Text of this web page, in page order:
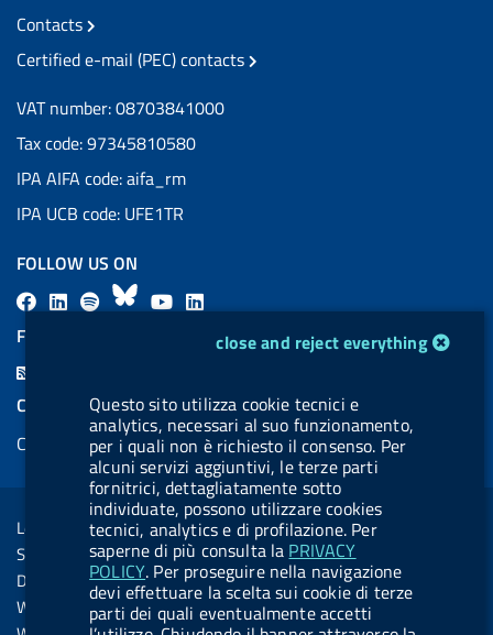
cookie management moduleclose and reject everything
Questo sito utilizza cookie tecnici e
analytics, necessari al suo funzionamento,
per i quali non è richiesto il consenso. Per
alcuni servizi aggiuntivi, le terze parti
fornitrici, dettagliatamente sotto
individuate, possono utilizzare cookies
tecnici, analytics e di profilazione. Per
saperne di più consulta la PRIVACY
POLICY. Per proseguire nella navigazione
devi effettuare la scelta sui cookie di terze
parti dei quali eventualmente accetti
Contacts
Certified e-mail (PEC) contacts
VAT number: 08703841000
Tax code: 97345810580
IPA AIFA code: aifa_rm
IPA UCB code: UFE1TR
FOLLOW US ON
F
L
l
.
b
u
t
t
o
n
B
s
k
y
Y
u
b
e
e
d
i
n
FEED RSS
COOKIES
Cookie management
Sezione Link Utili
Legal notice
Social Media Policy
Dichiarazione di accessibilità
Web accessibility